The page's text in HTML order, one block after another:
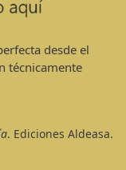
desde el
técnicamente
. Ediciones Aldeasa.